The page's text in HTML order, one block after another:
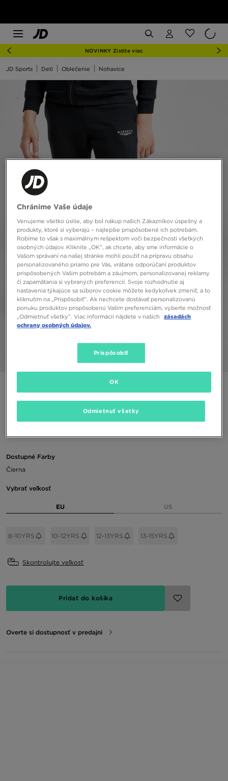
NOVINKY Zistite viac
JD Sports Deti Oblečenie Nohavice
MCKENZIE ESSENTIAL CUFF JOGGERS JUNIOR
Dostupné Farby
Čierna
Vybrať veľkosť
EU US
8-10YRS 10-12YRS 12-13YRS 13-15YRS
Skontrolujte veľkosť
Pridať do košíka
Overte si dostupnosť v predajni
Chránime Vaše údaje
Venujeme všetko úsilie, aby bol nákup našich Zákazníkov úspešný a
produkty, ktoré si vyberajú – najlepšie prispôsobené ich potrebám.
Robíme to však s maximálnym rešpektom voči bezpečnosti všetkých
osobných údajov. Kliknite „OK”, ak chcete, aby sme informácie o
Vašom správaní na našej stránke mohli použiť na prípravu obsahu
personalizovaného priamo pre Vás, vrátane odporúčaní produktov
prispôsobených Vašim potrebám a záujmom, personalizovanej reklamy
či zapamätania si vybraných preferencií. Svoje rozhodnutie aj
nastavenia týkajúce sa súborov cookie môžete kedykoľvek zmeniť, a to
kliknutím na „Prispôsobiť”. Ak nechcete dostávať personalizovanú
ponuku produktov prispôsobenú Vašim preferenciám, vyberte možnosť
„Odmietnuť všetky”. Viac informácií nájdete v našich
zásadách
ochrany osobných údajov.
Prispôsobiť
Odmietnuť všetky
OK